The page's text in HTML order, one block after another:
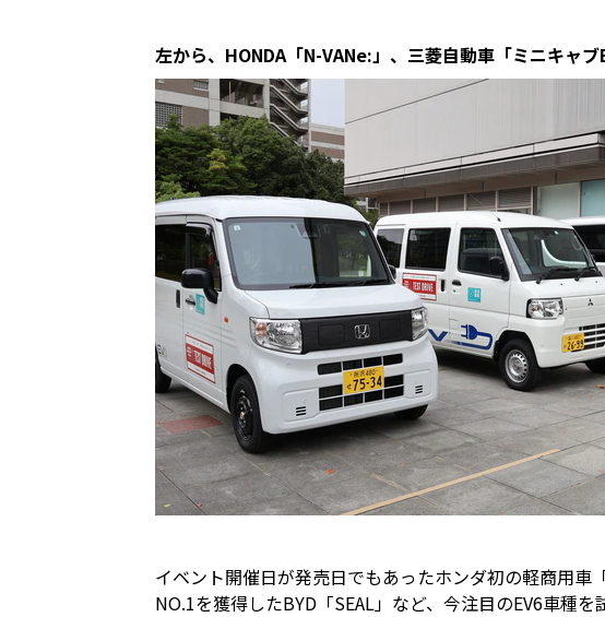
左から、HONDA「N-VANe:」、三菱自動車「ミニキャブ
イベント開催日が発売日でもあったホンダ初の軽商用
NO.1を獲得したBYD「SEAL」など、今注目のEV6車種を